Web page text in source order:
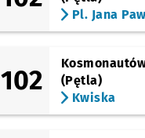
(Maślicka)
Maślicka (Osiedle)
Tarczyński Arena
(Królewiecka)
(Pilczycka)
Pl. Jana
102
(Pętla)
Kwiska